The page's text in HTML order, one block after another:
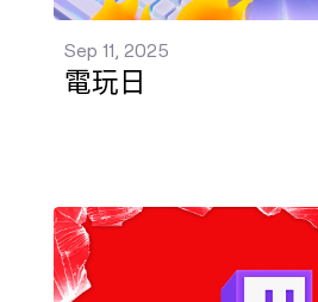
Sep 11, 2025
電玩日
《邊緣禁地 4》預熱等候室